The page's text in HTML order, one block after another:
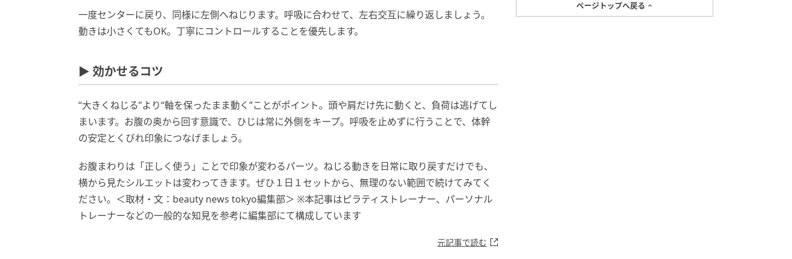
一度センターに戻り、同様に左側へねじります。呼吸に合わせて、左右交互に繰り返しましょう。
動きは小さくてもOK。丁寧にコントロールすることを優先します。
▶ 効かせるコツ
“大きくねじる”より“軸を保ったまま動く”ことがポイント。頭や肩だけ先に動くと、負荷は逃げてし
まいます。お腹の奥から回す意識で、ひじは常に外側をキープ。呼吸を止めずに行うことで、体幹
の安定とくびれ印象につなげましょう。
お腹まわりは「正しく使う」ことで印象が変わるパーツ。ねじる動きを日常に取り戻すだけでも、
横から見たシルエットは変わってきます。ぜひ１日１セットから、無理のない範囲で続けてみてく
ださい。＜取材・文：beauty news tokyo編集部＞ ※本記事はピラティストレーナー、パーソナル
トレーナーなどの一般的な知見を参考に編集部にて構成しています
元記事で読む
ページトップへ戻る